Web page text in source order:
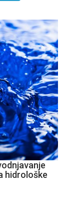
hidrološke